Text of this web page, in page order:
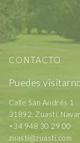
CONTACTO
Puedes
Calle San Andrés 1
31892, Zuasti,
+34 948 30 29 00
zuasti@zuasti.com